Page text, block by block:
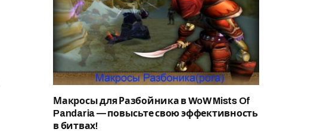
Макросы для Разбойника в WoW Mists Of
Pandaria — повысьте свою эффективность
в битвах!